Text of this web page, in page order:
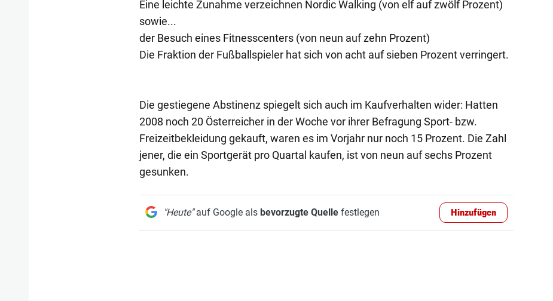
Eine leichte Zunahme verzeichnen Nordic Walking (von elf auf zwölf Prozent)
sowie...
der Besuch eines Fitnesscenters (von neun auf zehn Prozent)
Die Fraktion der Fußballspieler hat sich von acht auf sieben Prozent verringert.
Die gestiegene Abstinenz spiegelt sich auch im Kaufverhalten wider: Hatten
2008 noch 20 Österreicher in der Woche vor ihrer Befragung Sport- bzw.
Freizeitbekleidung gekauft, waren es im Vorjahr nur noch 15 Prozent. Die Zahl
jener, die ein Sportgerät pro Quartal kaufen, ist von neun auf sechs Prozent
gesunken.
"Heute"auf Google als bevorzugte Quellefestlegen Hinzufügen